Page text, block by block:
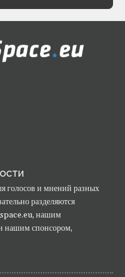
голосов и мнений разных
разделяются
нашим
нашим спонсором,